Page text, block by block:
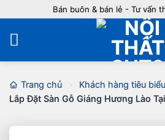
nội
dung
Bán buôn & bán lẻ - Tư vấn
Trang chủ
Khách hàng tiêu biểu
Lắp Đặt Sàn Gỗ Giáng Hương Lào